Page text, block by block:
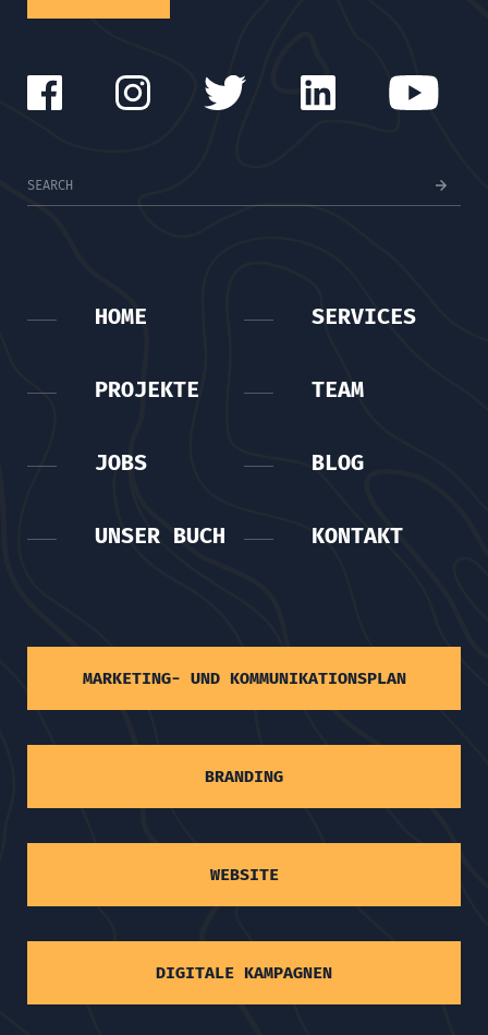
HOME SERVICES
PROJEKTE TEAM
JOBS BLOG
UNSER BUCH KONTAKT
MARKETING- UND KOMMUNIKATIONSPLAN
BRANDING
WEBSITE
DIGITALE KAMPAGNEN